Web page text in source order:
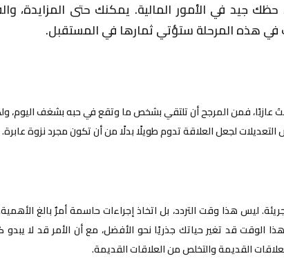
جيد في الأمور المالية. يمكنك حتى المزايدة،
في هذه المرحلة ستؤتي ثمارها في المستقبل.
عازبًا، فمن المرجح أن تلتقي بشخص ما وتقع في حبه بشغف اليوم،
لجعل العلاقة تدوم طويلًا بدلًا من أن تكون مجرد نزوة عابرة.
ليس هذا وقت التردد، بل اتخاذ إجراءات حاسمة أمرٌ بالغ
الوقت قد تغير حياتك جذريًا نحو الأفضل، مع أن الأمر قد لا يبدو
القديمة والتخلص من العلاقات القديمة.